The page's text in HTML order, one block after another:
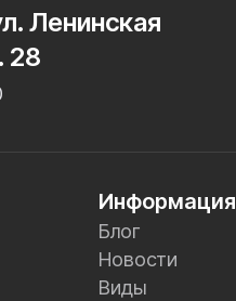
Ленинская
28
Информация
Блог
Новости
Виды